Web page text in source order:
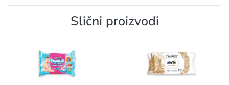
Slični proizvodi